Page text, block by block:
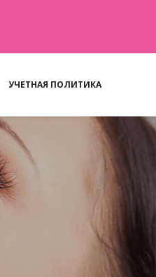
УЧЕТНАЯ ПОЛИТИКА